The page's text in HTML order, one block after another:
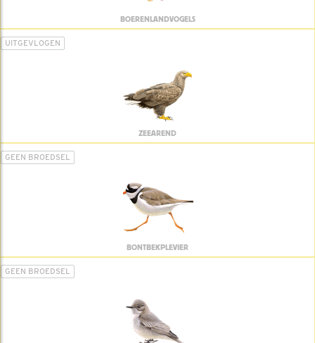
BOERENLANDVOGELS
UITGEVLOGEN
ZEEAREND
GEEN BROEDSEL
BONTBEKPLEVIER
GEEN BROEDSEL